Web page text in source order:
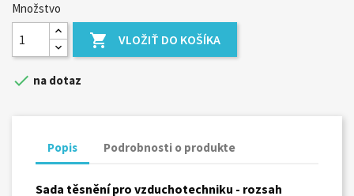
Množstvo
 VLOŽIŤ DO KOŠÍKA
 na dotaz
Popis Podrobnosti o produkte
Sada těsnění pro vzduchotechniku - rozsah